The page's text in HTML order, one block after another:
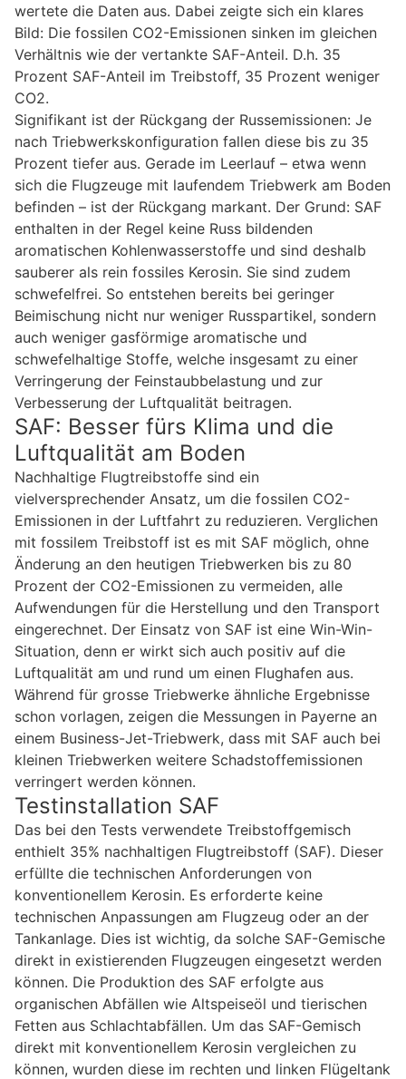
wertete die Daten aus. Dabei zeigte sich ein klares
Bild: Die fossilen CO2-Emissionen sinken im gleichen
Verhältnis wie der vertankte SAF-Anteil. D.h. 35
Prozent SAF-Anteil im Treibstoff, 35 Prozent weniger
CO2.
Signifikant ist der Rückgang der Russemissionen: Je
nach Triebwerkskonfiguration fallen diese bis zu 35
Prozent tiefer aus. Gerade im Leerlauf – etwa wenn
sich die Flugzeuge mit laufendem Triebwerk am Boden
befinden – ist der Rückgang markant. Der Grund: SAF
enthalten in der Regel keine Russ bildenden
aromatischen Kohlenwasserstoffe und sind deshalb
sauberer als rein fossiles Kerosin. Sie sind zudem
schwefelfrei. So entstehen bereits bei geringer
Beimischung nicht nur weniger Russpartikel, sondern
auch weniger gasförmige aromatische und
schwefelhaltige Stoffe, welche insgesamt zu einer
Verringerung der Feinstaubbelastung und zur
Verbesserung der Luftqualität beitragen.
SAF: Besser fürs Klima und die
Luftqualität am Boden
Nachhaltige Flugtreibstoffe sind ein
vielversprechender Ansatz, um die fossilen CO2-
Emissionen in der Luftfahrt zu reduzieren. Verglichen
mit fossilem Treibstoff ist es mit SAF möglich, ohne
Änderung an den heutigen Triebwerken bis zu 80
Prozent der CO2-Emissionen zu vermeiden, alle
Aufwendungen für die Herstellung und den Transport
eingerechnet. Der Einsatz von SAF ist eine Win-Win-
Situation, denn er wirkt sich auch positiv auf die
Luftqualität am und rund um einen Flughafen aus.
Während für grosse Triebwerke ähnliche Ergebnisse
schon vorlagen, zeigen die Messungen in Payerne an
einem Business-Jet-Triebwerk, dass mit SAF auch bei
kleinen Triebwerken weitere Schadstoffemissionen
verringert werden können.
Testinstallation SAF
Das bei den Tests verwendete Treibstoffgemisch
enthielt 35% nachhaltigen Flugtreibstoff (SAF). Dieser
erfüllte die technischen Anforderungen von
konventionellem Kerosin. Es erforderte keine
technischen Anpassungen am Flugzeug oder an der
Tankanlage. Dies ist wichtig, da solche SAF-Gemische
direkt in existierenden Flugzeugen eingesetzt werden
können. Die Produktion des SAF erfolgte aus
organischen Abfällen wie Altspeiseöl und tierischen
Fetten aus Schlachtabfällen. Um das SAF-Gemisch
direkt mit konventionellem Kerosin vergleichen zu
können, wurden diese im rechten und linken Flügeltank